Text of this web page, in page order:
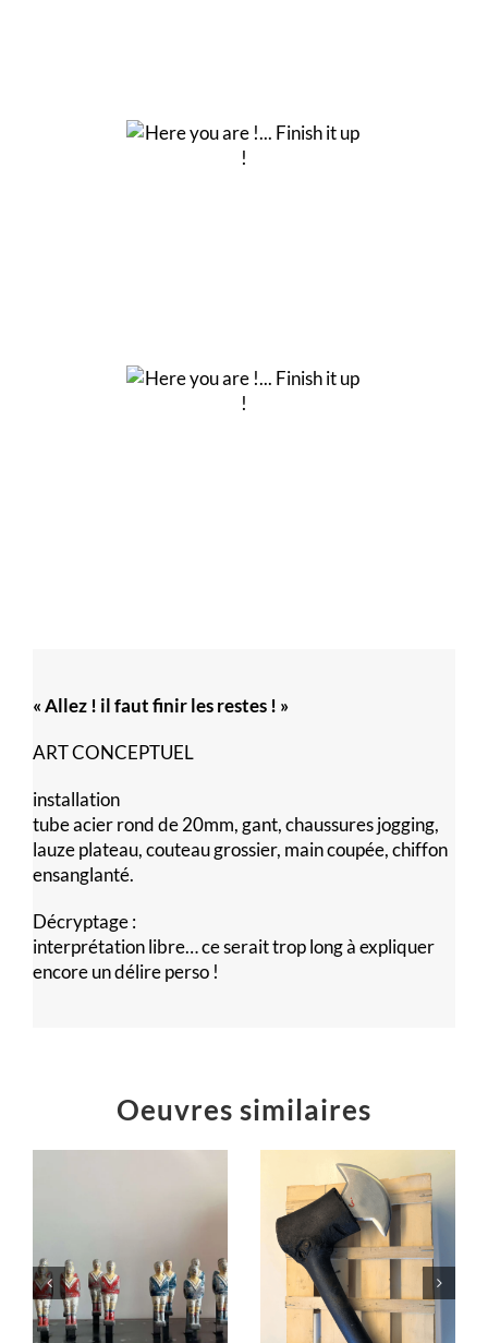
« Allez ! il faut finir les restes ! »
ART CONCEPTUEL
installation
tube acier rond de 20mm, gant, chaussures jogging,
lauze plateau, couteau grossier, main coupée, chiffon
ensanglanté.
Décryptage :
interprétation libre… ce serait trop long à expliquer
encore un délire perso !
Oeuvres similaires
Hache rustique
Installations
« Burennade »
Installations